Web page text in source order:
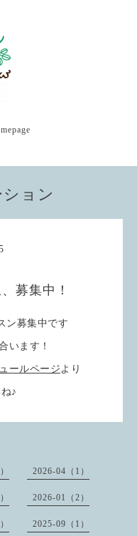
ョン
募集中！
ン募集中です
います！
ールページより
♪
2026-04（1）
2026-01（2）
2025-09（1）